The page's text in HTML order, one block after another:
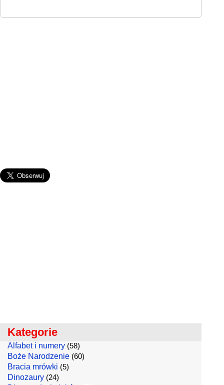
Kategorie
Alfabet i numery (58)
Boże Narodzenie (60)
Bracia mrówki (5)
Dinozaury (24)